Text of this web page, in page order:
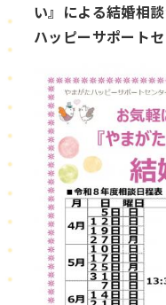
い』による結婚相
ハッピーサポート